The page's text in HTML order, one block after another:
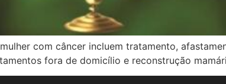
com câncer incluem tratamento,
fora de domicílio e reconstrução